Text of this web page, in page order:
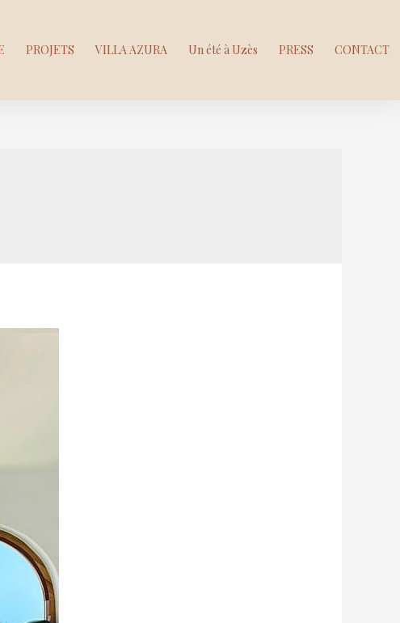
PROJETS VILLA AZURA Un été à Uzès PRESS CONTACT